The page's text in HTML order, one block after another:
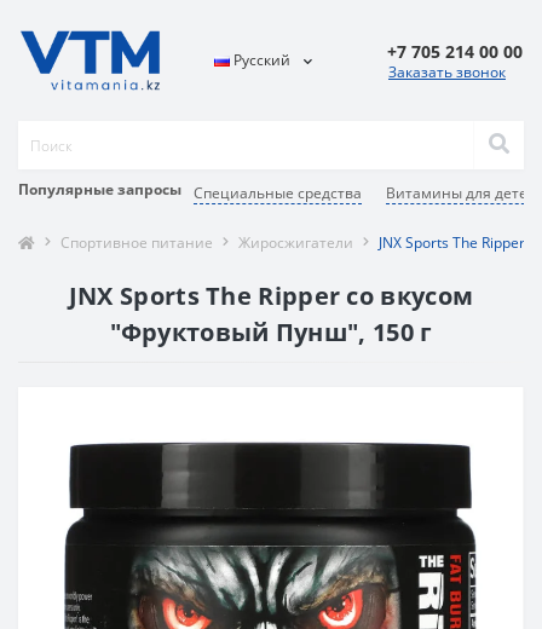
Популярные запросы Специальные средства Витамины для детей
Русский +7 705 214 00 00
Заказать звонок
Спортивное питание Жиросжигатели JNX Sports The Ripper
JNX Sports The Ripper со вкусом
"Фруктовый Пунш", 150 г